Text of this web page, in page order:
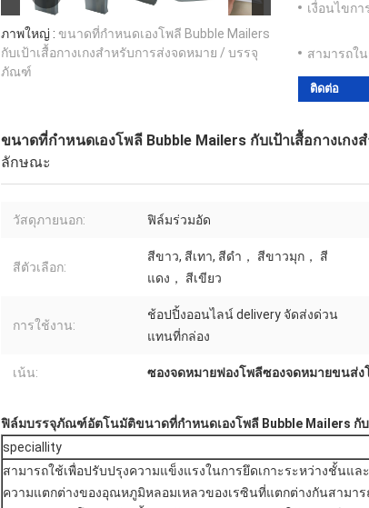
ภาพใหญ่ : ขนาดที่กำหนดเองโพลี Bubble Mailers
กับเป้าเสื้อกางเกงสำหรับการส่งจดหมาย / บรรจุ
ภัณฑ์
เงื่อนไขกา
สามารถใ
ติดต่อ
ขนาดที่กำหนดเองโพลี Bubble Mailers กับเป้าเสื้อกางเก
ลักษณะ
วัสดุภายนอก: ฟิล์มร่วมอัด
สีตัวเลือก:
สีขาว, สีเทา, สีดำ， สีขาวมุก， สี
แดง， สีเขียว
การใช้งาน:
ช้อปปิ้งออนไลน์ delivery จัดส่งด่วน
แทนที่กล่อง
เน้น: ซองจดหมายฟองโพลีซองจดหมายขนส่ง
ฟิล์มบรรจุภัณฑ์อัตโนมัติขนาดที่กำหนดเองโพลี Bubble Mailers กับ
speciallity
สามารถใช้เพื่อปรับปรุงความแข็งแรงในการยึดเกาะระหว่างชั้น
ความแตกต่างของอุณหภูมิหลอมเหลวของเรซินที่แตกต่างกันสามา